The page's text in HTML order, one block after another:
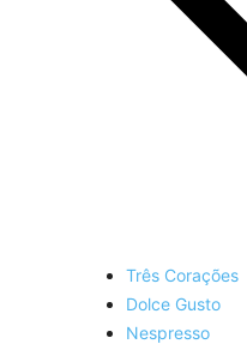
Três Corações
Dolce Gusto
Nespresso